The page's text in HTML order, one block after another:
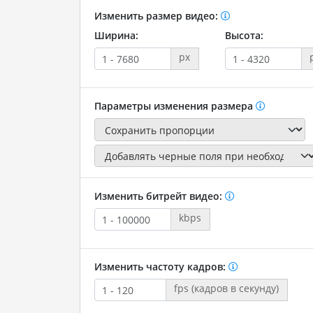
Изменить размер видео:
Ширина:
px
Высота:
Параметры изменения размера
Изменить битрейт видео:
kbps
Изменить частоту кадров:
fps (кадров в секунду)